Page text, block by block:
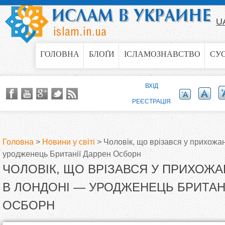
Jump to navigation
ГОЛОВНА БЛОҐИ ІСЛАМОЗНАВСТВО
В
и
є
Головна > Новини у світі > Чоловік, що врізався у
уродженець Британії Даррен Осборн
ЧОЛОВІК, ЩО ВРІЗАВСЯ У
В ЛОНДОНІ — УРОДЖЕНЕЦЬ
ОСБОРН
ВХІД
РЕЄСТРАЦІЯ